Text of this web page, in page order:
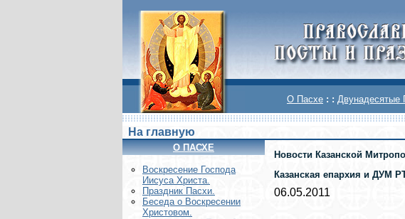
О Пасхе : : Двунадесятые
На главную
О ПАСХЕ
Воскреcение Господа
Иисуса Христа.
Праздник Пасхи.
Беседа о Воскресении
Христовом.
Новости Казанской
Казанская епархия и ДУМ
06.05.2011